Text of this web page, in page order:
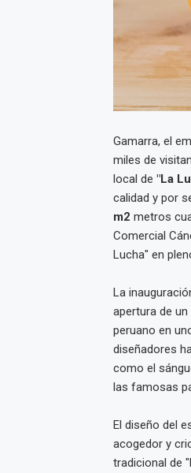
Gamarra, el
miles de
local de "La
calidad y por
m2 metros
Comercial
Lucha" en
La
apertura de
peruano en
diseñadores
como el
las famosas
El diseño del
acogedor y
tradicional de